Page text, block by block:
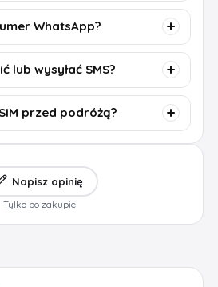
WhatsApp?
lub wysyłać SMS?
przed podróżą?
Napisz opinię
Tylko po zakupie